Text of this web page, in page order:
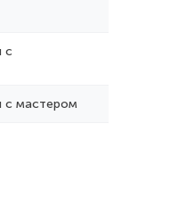
с
с мастером